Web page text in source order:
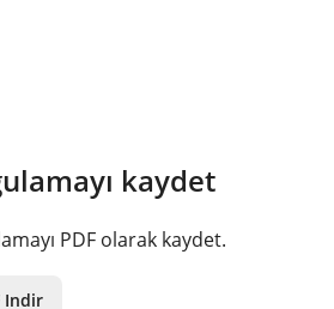
kaydet
PDF olarak kaydet.
Indir